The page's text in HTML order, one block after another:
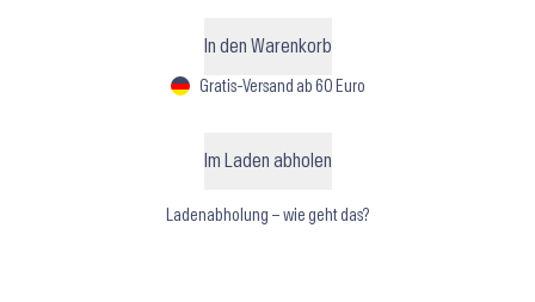
In den Warenkorb
Gratis-Versand ab 60 Euro
Im Laden abholen
Ladenabholung – wie geht das?